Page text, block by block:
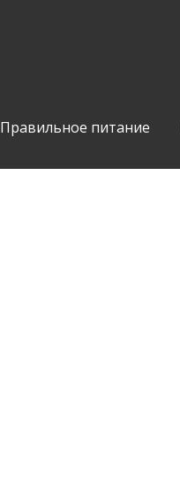
Правильное питание